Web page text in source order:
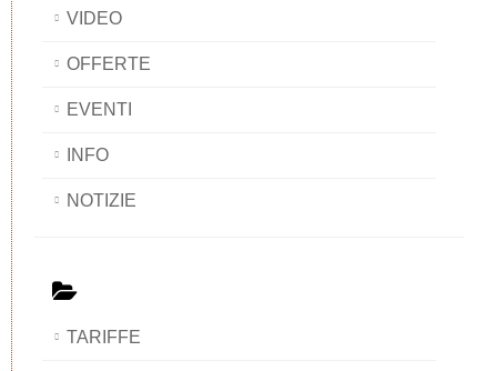
VIDEO
OFFERTE
EVENTI
INFO
NOTIZIE
TARIFFE